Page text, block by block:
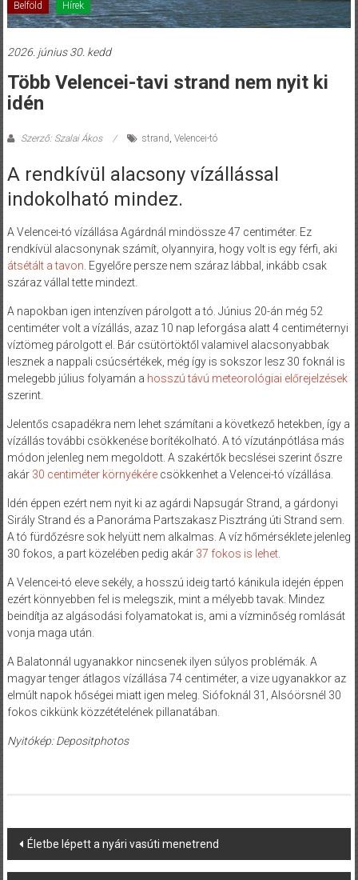
Belföld Hírek
2026. június 30. kedd
Több Velencei-tavi strand nem nyit ki
idén
Szerző: Szalai Ákos strand Velencei-tó
A rendkívül alacsony vízállással
indokolható mindez.
A Velencei-tó vízállása Agárdnál mindössze 47 centiméter. Ez
rendkívül alacsonynak számít, olyannyira, hogy volt is egy férfi, aki
átsétált a tavon . Egyelőre persze nem száraz lábbal, inkább csak
száraz vállal tette mindezt.
A napokban igen intenzíven párolgott a tó. Június 20-án még 52
centiméter volt a vízállás, azaz 10 nap leforgása alatt 4 centiméternyi
víztömeg párolgott el. Bár csütörtöktől valamivel alacsonyabbak
lesznek a nappali csúcsértékek, még így is sokszor lesz 30 foknál is
melegebb július folyamán a hosszú távú meteorológiai előrejelzések
szerint.
Jelentős csapadékra nem lehet számítani a következő hetekben, így a
vízállás további csökkenése borítékolható. A tó vízutánpótlása más
módon jelenleg nem megoldott. A szakértők becslései szerint őszre
akár 30 centiméter környékérecsökkenhet a Velencei-tó vízállása.
Idén éppen ezért nem nyit ki az agárdi Napsugár Strand, a gárdonyi
Sirály Strand és a Panoráma Partszakasz Pisztráng úti Strand sem.
A tó fürdőzésre sok helyütt nem alkalmas. A víz hőmérséklete jelenleg
30 fokos, a part közelében pedig akár 37 fokos is lehet.
A Velencei-tó eleve sekély, a hosszú ideig tartó kánikula idején éppen
ezért könnyebben fel is melegszik, mint a mélyebb tavak. Mindez
beindítja az algásodási folyamatokat is, ami a vízminőség romlását
vonja maga után.
A Balatonnál ugyanakkor nincsenek ilyen súlyos problémák. A
magyar tenger átlagos vízállása 74 centiméter, a vize ugyanakkor az
elmúlt napok hőségei miatt igen meleg. Siófoknál 31, Alsóörsnél 30
fokos cikkünk közzétételének pillanatában.
Nyitókép: Depositphotos
Post
navigation
Életbe lépett a nyári vasúti menetrend